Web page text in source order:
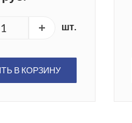
шт.
В КОРЗИНУ